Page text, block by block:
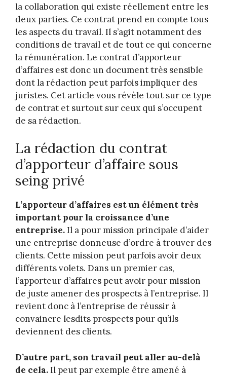
la collaboration qui existe réellement entre les
deux parties. Ce contrat prend en compte tous
les aspects du travail. Il s’agit notamment des
conditions de travail et de tout ce qui concerne
la rémunération. Le contrat d’apporteur
d’affaires est donc un document très sensible
dont la rédaction peut parfois impliquer des
juristes. Cet article vous révèle tout sur ce type
de contrat et surtout sur ceux qui s’occupent
de sa rédaction.
La rédaction du contrat
d’apporteur d’affaire sous
seing privé
L’apporteur d’affaires est un élément très
important pour la croissance d’une
entreprise.Il a pour mission principale d’aider
une entreprise donneuse d’ordre à trouver des
clients. Cette mission peut parfois avoir deux
différents volets. Dans un premier cas,
l’apporteur d’affaires peut avoir pour mission
de juste amener des prospects à l’entreprise. Il
revient donc à l’entreprise de réussir à
convaincre lesdits prospects pour qu’ils
deviennent des clients.
D’autre part, son travail peut aller au-delà
de cela.Il peut par exemple être amené à